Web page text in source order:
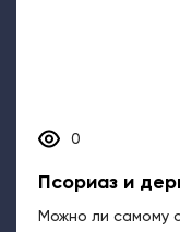
0
Псориаз и
Можно ли самому